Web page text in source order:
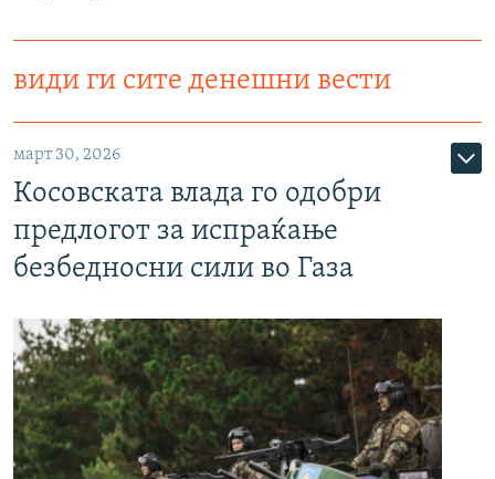
види ги сите денешни вести
март 30, 2026
Косовската влада го одобри
предлогот за испраќање
безбедносни сили во Газа